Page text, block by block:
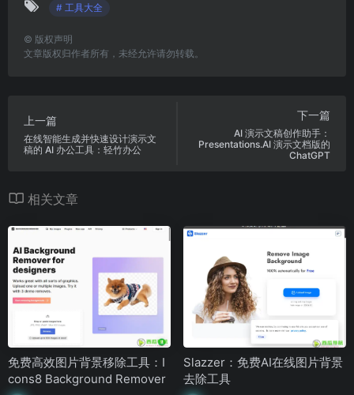
# 工具大全
© 版权声明
文章版权归作者所有，未经允许请勿转载。
上一篇
在线智能生成并快速设计演示文
稿的 AI 办公工具：轻竹办公
下一篇
AI 演示文稿创作助手：
Presentations.AI 演示文档版的
ChatGPT
相关文章
免费高效图片背景移除工具：I
cons8 Background Remover
Slazzer：免费AI在线图片背景
去除工具